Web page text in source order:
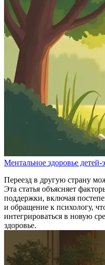
Ментальное здоровье
Переезд в другую страну
Эта статья объясняет
поддержки, включая
и обращение к психологу,
интегрироваться в новую
здоровье.